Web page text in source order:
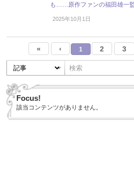
も……原作ファンの福田雄一
2025年10月1日
« ‹ 1 2 3
Focus!
該当コンテンツがありません。